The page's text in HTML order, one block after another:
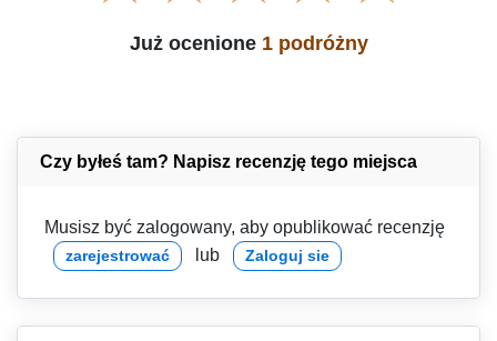
Już ocenione 1 podróżny
Czy byłeś tam? Napisz recenzję tego miejsca
Musisz być zalogowany, aby opublikować recenzję
zarejestrować lub Zaloguj sie